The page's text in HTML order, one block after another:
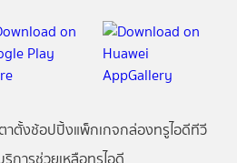
าตั้งช้อปปิ้งแพ็กเกจกล่องทรูไอดีทีวี